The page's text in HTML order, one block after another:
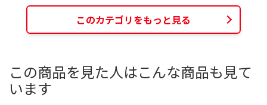
このカテゴリをもっと見る
この商品を見た人はこんな商品も見て
います